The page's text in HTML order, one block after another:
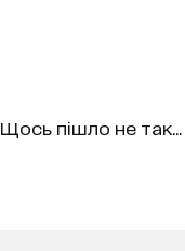
Щось пішло не так...